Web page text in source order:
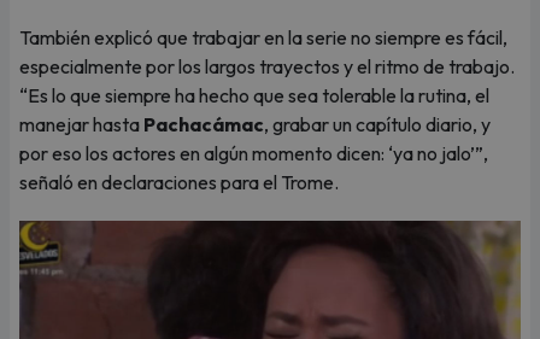
También explicó que trabajar en la serie no siempre es fácil,
especialmente por los largos trayectos y el ritmo de trabajo.
“Es lo que siempre ha hecho que sea tolerable la rutina, el
manejar hasta Pachacámac, grabar un capítulo diario, y
por eso los actores en algún momento dicen: ‘ya no jalo’”,
señaló en declaraciones para el Trome.